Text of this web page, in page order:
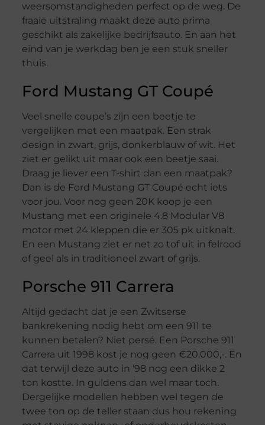
weersomstandigheden perfect op de weg. De
fraaie uitstraling maakt deze auto prima
geschikt als zakelijke bedrijfsauto. En aan het
eind van je werkdag ben je een stuk sneller
thuis.
Ford Mustang GT Coupé
Veel snelle coupe’s zijn een beetje te
vergelijken met een maatpak. Een strak
design in zwart, grijs, donkerblauw of wit. Het
ziet er gelikt uit maar ook een beetje saai.
Draag je liever een T-shirt dan een maatpak?
Dan is de Ford Mustang GT Coupé echt iets
voor jou. Voor nog geen 20K koop je een
Mustang met een originele 4.8 Modular V8
motor met 24 kleppen die er 305 pk uitknalt.
En een Mustang ziet er net zo tof uit in felrood
of geel als in traditioneel zwart of grijs.
Porsche 911 Carrera
Altijd gedacht dat je een Zwitserse
bankrekening nodig hebt om een 911 te
kunnen betalen? Niet persé. Een Porsche 911
Carrera uit 1998 kost je nog geen €20.000,-. En
dat terwijl deze auto in ’98 nog een dikke 2
ton kostte. In guldens dan wel maar toch.
Dergelijke modellen hebben wel tegen de
twee ton op de teller staan dus hou rekening